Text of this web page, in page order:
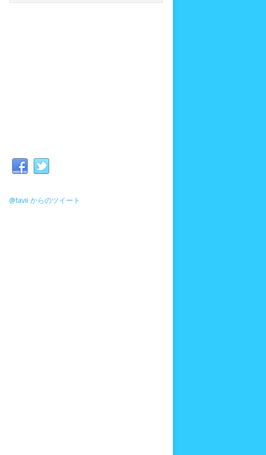
@tavii からのツイート